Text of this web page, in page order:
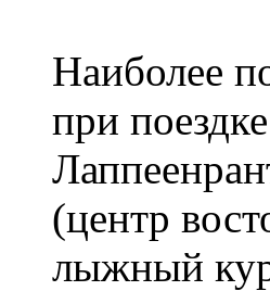
Наиболее
при
(центр
лыжный